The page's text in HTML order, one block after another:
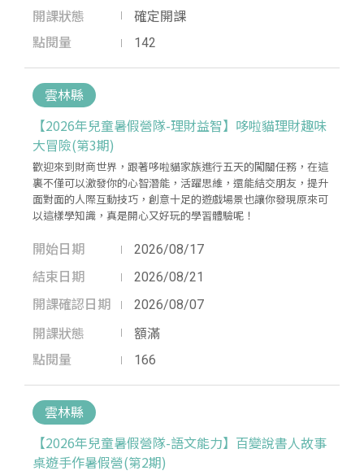
開課狀態 確定開課
點閱量 142
雲林縣
【2026年兒童暑假營隊-理財益智】哆啦貓理財趣味
大冒險(第3期)
歡迎來到財商世界，跟著哆啦貓家族進行五天的闖關任務，在這
裏不僅可以激發你的心智潛能，活躍思維，還能結交朋友，提升
面對面的人際互動技巧，創意十足的遊戲場景也讓你發現原來可
以這樣學知識，真是開心又好玩的學習體驗呢！
開始日期
2026/08/17
結束日期
2026/08/21
開課確認日期
2026/08/07
開課狀態 額滿
點閱量 166
雲林縣
【2026年兒童暑假營隊-語文能力】百變說書人故事
桌遊手作暑假營(第2期)